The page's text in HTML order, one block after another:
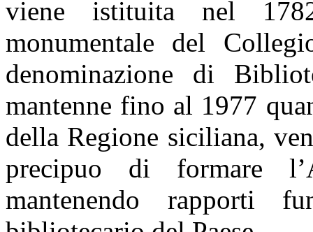
viene istituita nel
monumentale del
denominazione di
mantenne fino al 1977
della Regione siciliana,
precipuo di formare
mantenendo rapporti